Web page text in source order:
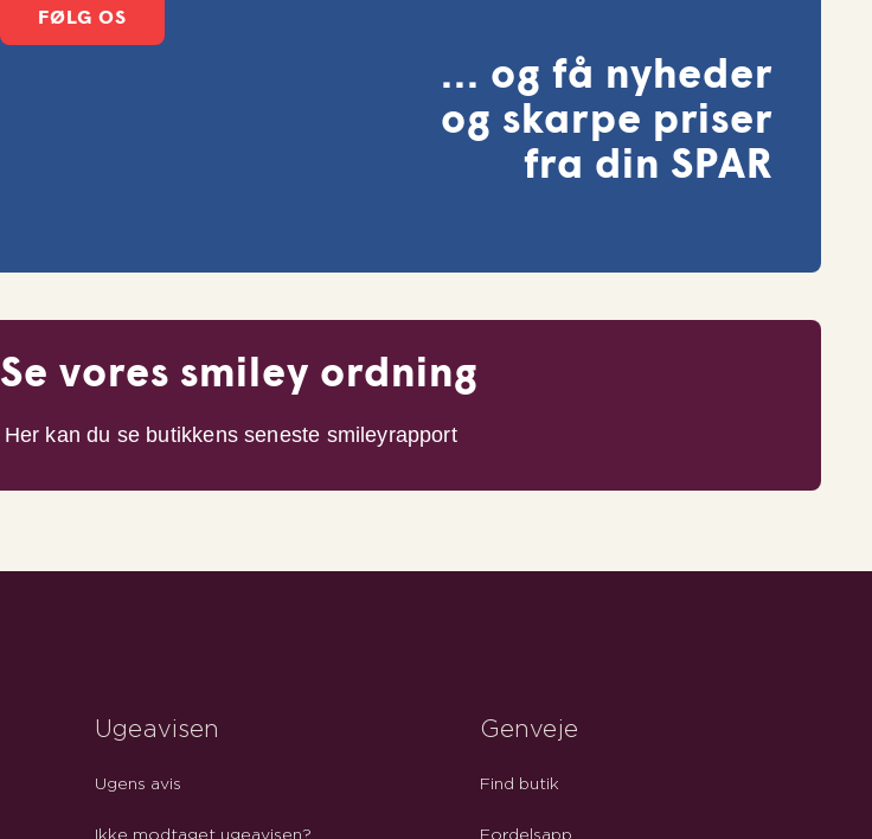
FØLG OS
... og få nyheder
og skarpe priser
fra din SPAR
Se vores smiley ordning
Her kan du se butikkens seneste smileyrapport
Ugeavisen
Ugens avis
Ikke modtaget ugeavisen?
Genveje
Find butik
Fordelsapp